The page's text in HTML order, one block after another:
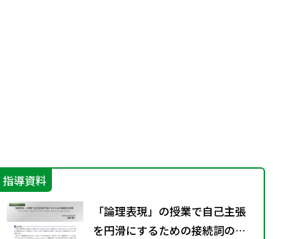
指導資料
「論理表現」の授業で自己主張
を円滑にするための接続詞の指